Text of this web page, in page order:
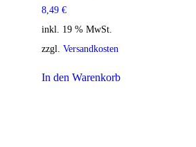
8,49 €
inkl. 19 % MwSt.
zzgl. Versandkosten
In den Warenkorb